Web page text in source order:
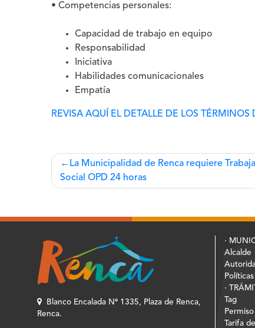
• Competencias personales:
Capacidad de trabajo en equipo
Responsabilidad
Iniciativa
Habilidades comunicacionales
Empatía
REVISA AQUÍ EL DETALLE DE LOS TÉRMINOS
Navegación
de
La Municipalidad de Renca requiere
Social OPD 24 horas
Blanco Encalada Nº 1335, Plaza de Renca,
Renca.
·
Alcalde
·
Tag
Tarifa